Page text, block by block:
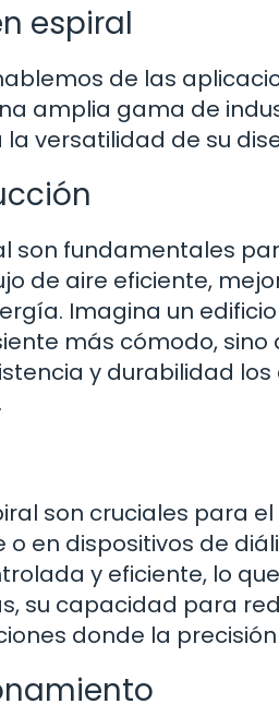
espiral
de las
amplia gama de
versatilidad de su
son fundamentales
de aire eficiente,
Imagina un
más cómodo,
y durabilidad
son cruciales para
en dispositivos de
y eficiente, lo
su capacidad para
donde la precisión